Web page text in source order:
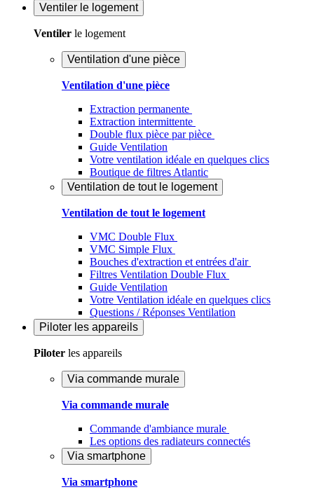
Ventiler le logement
Ventiler le logement
Ventilation d'une pièce
Ventilation d'une pièce
Extraction permanente
Extraction intermittente
Double flux pièce par pièce
Guide Ventilation
Votre ventilation idéale en quelques clics
Boutique de filtres Atlantic
Ventilation de tout le logement
Ventilation de tout le logement
VMC Double Flux
VMC Simple Flux
Bouches d'extraction et entrées d'air
Filtres Ventilation Double Flux
Guide Ventilation
Votre Ventilation idéale en quelques clics
Questions / Réponses Ventilation
Piloter les appareils
Piloter les appareils
Via commande murale
Via commande murale
Commande d'ambiance murale
Les options des radiateurs connectés
Via smartphone
Via smartphone